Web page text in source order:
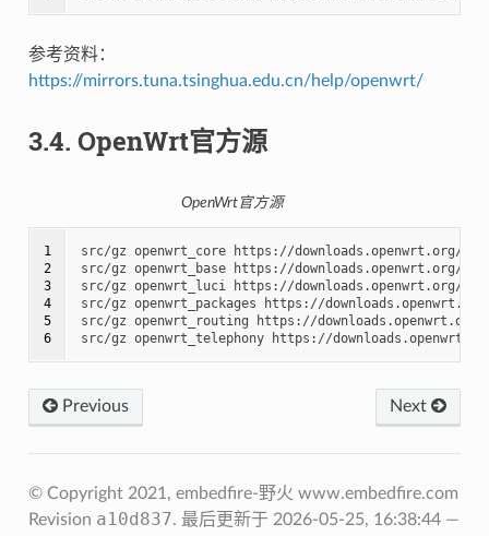
参考资料：
https://mirrors.tuna.tsinghua.edu.cn/help/openwrt/
3.4. OpenWrt官方源
OpenWrt官方源
1
2
3
4
5
6
src/gz openwrt_core https://downloads.openwrt.org/
src/gz openwrt_base https://downloads.openwrt.org/
src/gz openwrt_luci https://downloads.openwrt.org/
src/gz openwrt_packages https://
src/gz openwrt_routing https://
Next
Previous
© Copyright 2021, embedfire-野火 www.embedfire.com
Revision a10d837. 最后更新于 2026-05-25, 16:38:44 —